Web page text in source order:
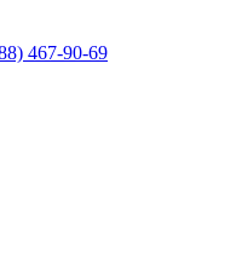
467-90-69